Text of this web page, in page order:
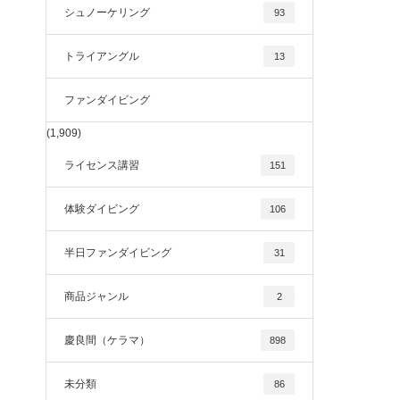
シュノーケリング 93
トライアングル 13
ファンダイビング
(1,909)
ライセンス講習 151
体験ダイビング 106
半日ファンダイビング 31
商品ジャンル 2
慶良間（ケラマ） 898
未分類 86